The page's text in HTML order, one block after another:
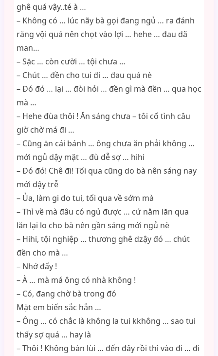
ghê quá vậy..té à …
– Không có … lúc nãy bà gọi đang ngủ … ra đánh
răng vội quá nên chọt vào lợi … hehe … đau dã
man…
– Sặc … còn cười … tội chưa …
– Chút … đền cho tui đi … đau quá nè
– Đó đó … lại … đòi hỏi … đền gì mà đền … qua học
mà …
– Hehe đùa thôi ! Ăn sáng chưa – tôi cố tình câu
giờ chờ má đi …
– Cũng ăn cái bánh … ông chưa ăn phải không …
mới ngủ dậy mặt … đù dễ sợ … hihi
– Đó đó! Chê đi! Tối qua cũng do bà nên sáng nay
mới dậy trễ
– Ủa, làm gi do tui, tối qua về sớm mà
– Thì về mà đâu có ngủ được … cứ nằm lăn qua
lăn lại lo cho bà nên gần sáng mới ngủ nè
– Hihi, tội nghiệp … thương ghê dzậy đó … chút
đền cho mà …
– Nhớ đấy !
– À … mà má ông có nhà không !
– Có, đang chờ bà trong đó
Mặt em biến sắc hẳn …
– Ông … có chắc là không la tui kkhông … sao tui
thấy sợ quá … hay là
– Thôi ! Không bàn lùi … đến đây rồi thì vào đi … đi